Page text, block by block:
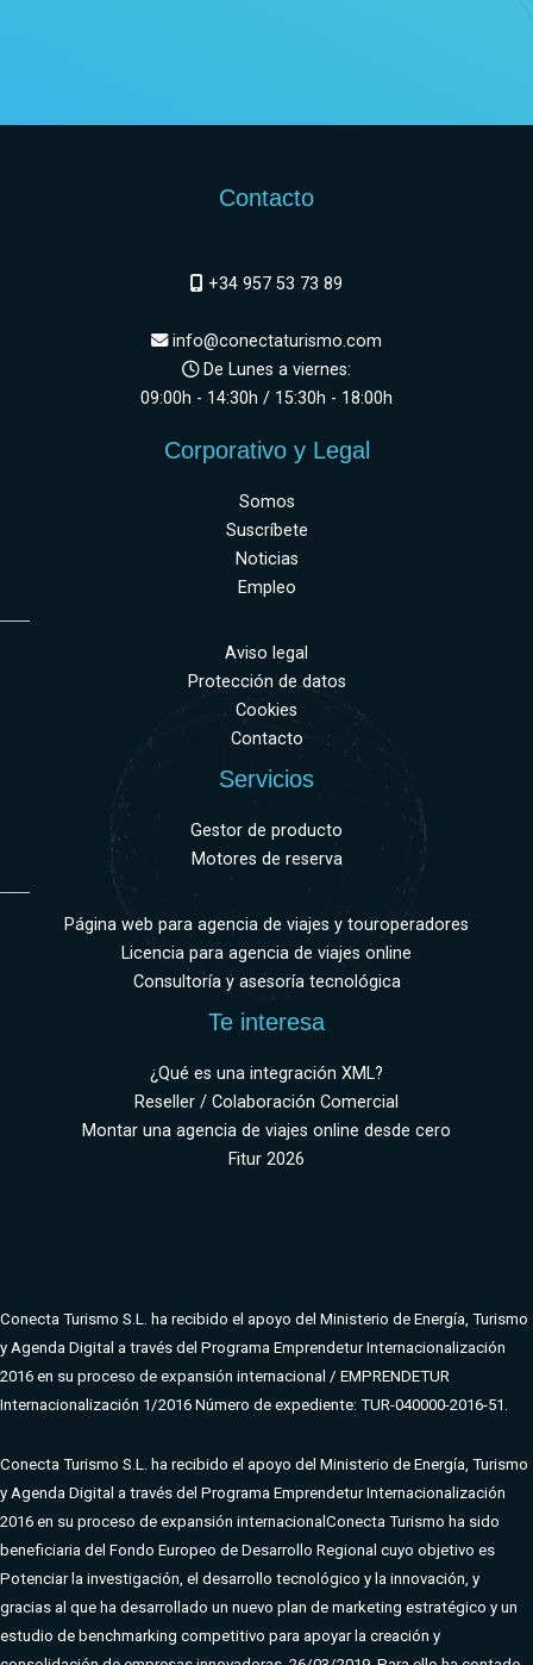
Contacto
+34 957 53 73 89
info@conectaturismo.com
De Lunes a viernes:
09:00h - 14:30h / 15:30h - 18:00h
Corporativo y Legal
Somos
Suscríbete
Noticias
Empleo
Aviso legal
Protección de datos
Cookies
Contacto
Servicios
Gestor de producto
Motores de reserva
Página web para agencia de viajes y touroperadores
Licencia para agencia de viajes online
Consultoría y asesoría tecnológica
Te interesa
¿Qué es una integración XML?
Reseller / Colaboración Comercial
Montar una agencia de viajes online desde cero
Fitur 2026
Conecta Turismo S.L. ha recibido el apoyo del Ministerio de Energía, Turismo
y Agenda Digital a través del Programa Emprendetur Internacionalización
2016 en su proceso de expansión internacional / EMPRENDETUR
Internacionalización 1/2016 Número de expediente: TUR-040000-2016-51.
Conecta Turismo S.L. ha recibido el apoyo del Ministerio de Energía, Turismo
y Agenda Digital a través del Programa Emprendetur Internacionalización
2016 en su proceso de expansión internacionalConecta Turismo ha sido
beneficiaria del Fondo Europeo de Desarrollo Regional cuyo objetivo es
Potenciar la investigación, el desarrollo tecnológico y la innovación, y
gracias al que ha desarrollado un nuevo plan de marketing estratégico y un
estudio de benchmarking competitivo para apoyar la creación y